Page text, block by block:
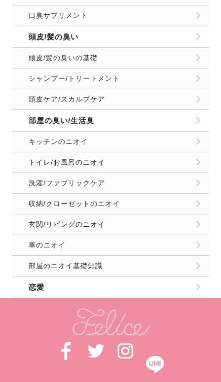
口臭サプリメント
頭皮/髪の臭い
頭皮/髪の臭いの基礎
シャンプー/トリートメント
頭皮ケア/スカルプケア
部屋の臭い/生活臭
キッチンのニオイ
トイレ/お風呂のニオイ
洗濯/ファブリックケア
収納/クローゼットのニオイ
玄関/リビングのニオイ
車のニオイ
部屋のニオイ基礎知識
恋愛